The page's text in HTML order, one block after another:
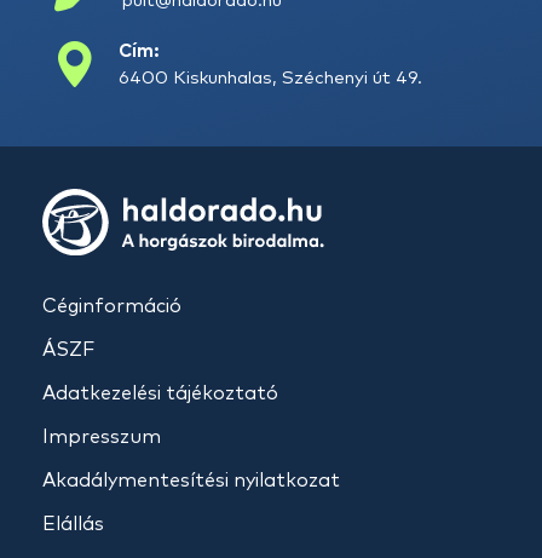
Cím:
6400 Kiskunhalas, Széchenyi út 49.
Céginformáció
ÁSZF
Adatkezelési tájékoztató
Impresszum
Akadálymentesítési nyilatkozat
Elállás